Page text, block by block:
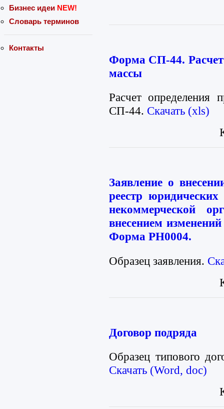
Бизнес идеи NEW!
Словарь терминов
Контакты
Форма СП-44. Расчет
массы
Расчет
СП-44. Скачать (xls)
Заявление о
реестр
некоммерческой
внесением
Форма PH0004.
Образец заявления.
Договор подряда
Образец типового
Скачать (Word, doc)